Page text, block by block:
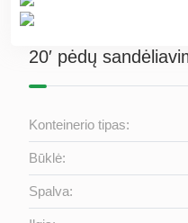
20′ pėdų
Konteinerio tipas:
Būklė:
Spalva: